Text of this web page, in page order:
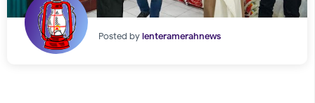
Posted bylenteramerahnews